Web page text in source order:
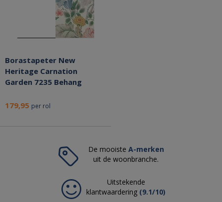
Borastapeter New
Heritage Carnation
Garden 7235 Behang
179,95 per rol
De mooiste A-merken
uit de woonbranche.
Uitstekende
klantwaardering (9.1/10)